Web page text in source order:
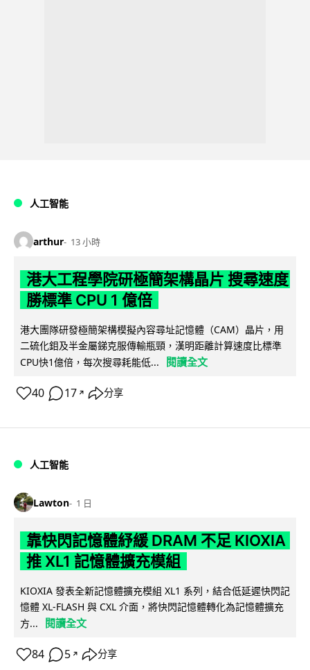
人工智能
arthur 13 小時
港大工程學院研極簡架構晶片 搜尋速度
勝標準 CPU 1 億倍
港大團隊研發極簡架構模擬內容尋址記憶體（CAM）晶片，用
二硫化鉬及半金屬銻克服傳輸瓶頸，漢明距離計算速度比標準
CPU快1億倍，每次搜尋耗能低...
閱讀全文
40 17 ↗ 分享
人工智能
Lawton 1 日
靠快閃記憶體紓緩 DRAM 不足 KIOXIA
推 XL1 記憶體擴充模組
KIOXIA 發表全新記憶體擴充模組 XL1 系列，結合低延遲快閃記
憶體 XL-FLASH 與 CXL 介面，將快閃記憶體轉化為記憶體擴充
方...
閱讀全文
84 5 ↗ 分享